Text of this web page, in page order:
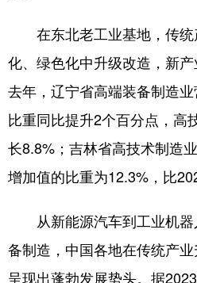
在东北老工业基地，传统
化、绿色化中升级改造，新产
去年，辽宁省高端装备制造
比重同比提升2个百分点，高
长8.8%；吉林省高技术制造
增加值的比重为12.3%，比
从新能源汽车到工业机器
备制造，中国各地在传统产
呈现出蓬勃发展势头。据